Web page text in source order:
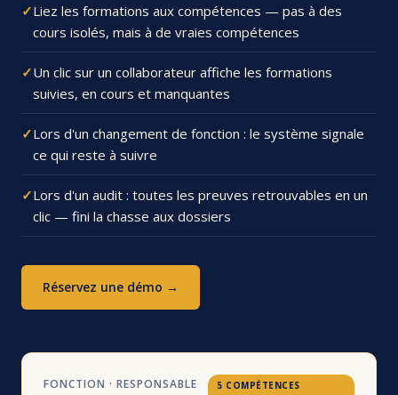
Liez les formations aux compétences — pas à des
cours isolés, mais à de vraies compétences
Un clic sur un collaborateur affiche les formations
suivies, en cours et manquantes
Lors d'un changement de fonction : le système signale
ce qui reste à suivre
Lors d'un audit : toutes les preuves retrouvables en un
clic — fini la chasse aux dossiers
Réservez une démo →
FONCTION · RESPONSABLE
5 COMPÉTENCES